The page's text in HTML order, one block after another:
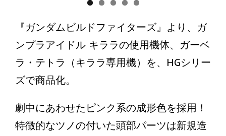
『ガンダムビルドファイターズ』より、ガ
ンプラアイドル キララの使用機体、ガーベ
ラ・テトラ（キララ専用機）を、HGシリー
ズで商品化。
劇中にあわせたピンク系の成形色を採用！
特徴的なツノの付いた頭部パーツは新規造